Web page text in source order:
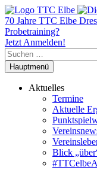
70 Jahre TTC Elbe
Probetraining?
Jetzt Anmelden!
Suchen
nach:
Hauptmenü
Aktuelles
Termine
Aktuelle
Blick